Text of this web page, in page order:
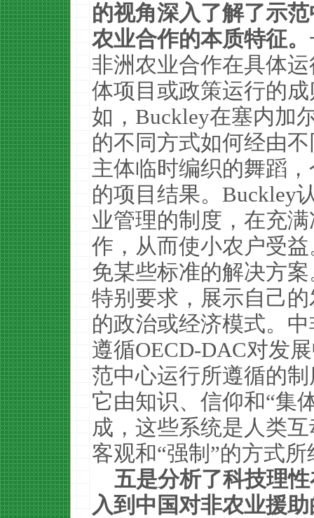
的视角深入了解了示
农业合作的本质特征。
非洲农业合作在具体
体项目或政策运行的
如，Buckley在塞内加
的不同方式如何经由
主体临时编织的舞蹈
的项目结果。Buckley
业管理的制度，在充
作，从而使小农户受
免某些标准的解决方
特别要求，展示自己
的政治或经济模式。
遵循OECD-DAC对发
范中心运行所遵循的
它由知识、信仰和“集
成，这些系统是人类
客观和“强制”的方式所
五是分析了科技理
入到中国对非农业援